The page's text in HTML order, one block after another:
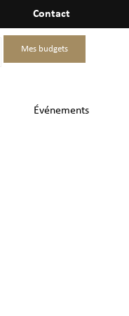
Contact
Mes budgets
Événements